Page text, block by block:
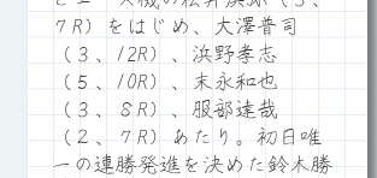
７R）をはじめ、大澤普司
（３、12R）、浜野孝志
（５、10R）、末永和也
（３、８R）、服部達哉
（２、７R）あたり。初日唯
一の連勝発進を決めた鈴木勝